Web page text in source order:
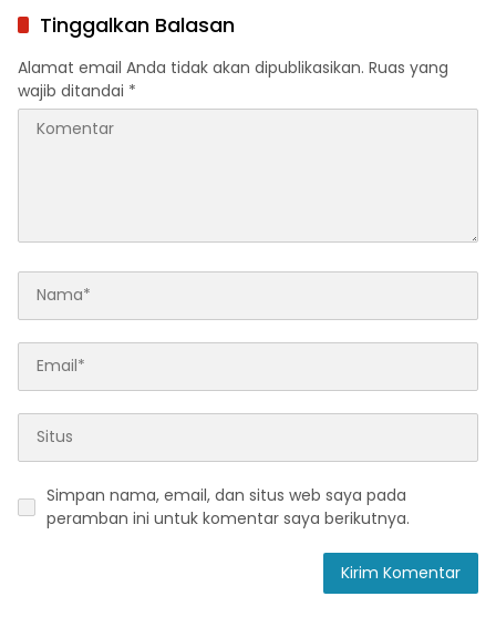
Kampung
Tinggalkan Balasan
Alamat email Anda tidak akan dipublikasikan. Ruas yang
wajib ditandai *
Simpan nama, email, dan situs web saya pada
peramban ini untuk komentar saya berikutnya.